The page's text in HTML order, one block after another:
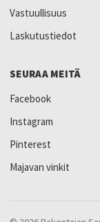
Vastuullisuus
Laskutustiedot
SEURAA MEITÄ
Facebook
Instagram
Pinterest
Majavan vinkit